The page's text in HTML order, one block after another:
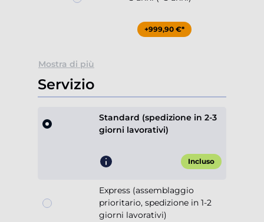
+999,90 €*
Mostra di più
Servizio
Standard (spedizione in 2-3
giorni lavorativi)
Incluso
Express (assemblaggio
prioritario, spedizione in 1-2
giorni lavorativi)